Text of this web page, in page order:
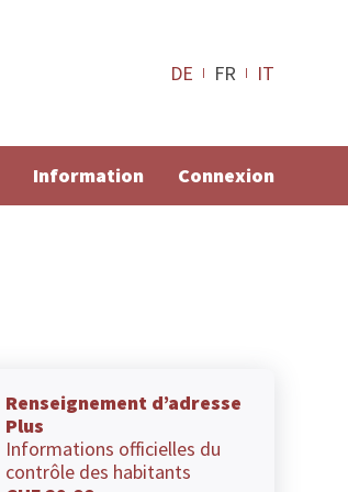
DE FR IT
Information Connexion
Renseignement d’adresse
Plus
Informations officielles du
contrôle des habitants